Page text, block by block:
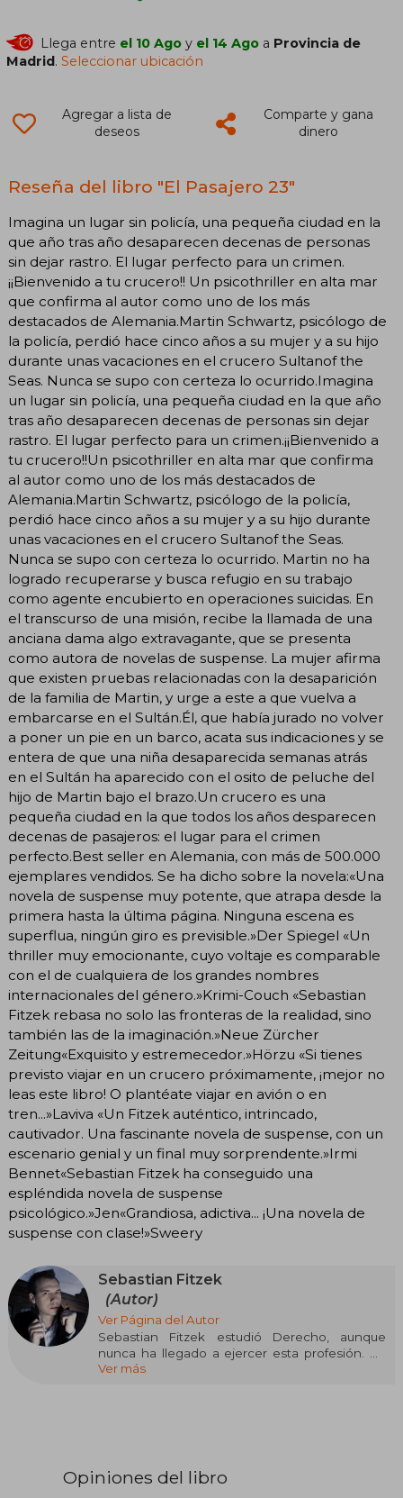
Llega entre el 10 Ago y el 14 Ago a Provincia de
Madrid.Seleccionar ubicación
Agregar a lista de
deseos
Comparte y gana
dinero
Reseña del libro "El Pasajero 23"
Imagina un lugar sin policía, una pequeña ciudad en la
que año tras año desaparecen decenas de personas
sin dejar rastro. El lugar perfecto para un crimen.
¡¡Bienvenido a tu crucero!! Un psicothriller en alta mar
que confirma al autor como uno de los más
destacados de Alemania.Martin Schwartz, psicólogo de
la policía, perdió hace cinco años a su mujer y a su hijo
durante unas vacaciones en el crucero Sultanof the
Seas. Nunca se supo con certeza lo ocurrido.Imagina
un lugar sin policía, una pequeña ciudad en la que año
tras año desaparecen decenas de personas sin dejar
rastro. El lugar perfecto para un crimen.¡¡Bienvenido a
tu crucero!!Un psicothriller en alta mar que confirma
al autor como uno de los más destacados de
Alemania.Martin Schwartz, psicólogo de la policía,
perdió hace cinco años a su mujer y a su hijo durante
unas vacaciones en el crucero Sultanof the Seas.
Nunca se supo con certeza lo ocurrido. Martin no ha
logrado recuperarse y busca refugio en su trabajo
como agente encubierto en operaciones suicidas. En
el transcurso de una misión, recibe la llamada de una
anciana dama algo extravagante, que se presenta
como autora de novelas de suspense. La mujer afirma
que existen pruebas relacionadas con la desaparición
de la familia de Martin, y urge a este a que vuelva a
embarcarse en el Sultán.Él, que había jurado no volver
a poner un pie en un barco, acata sus indicaciones y se
entera de que una niña desaparecida semanas atrás
en el Sultán ha aparecido con el osito de peluche del
hijo de Martin bajo el brazo.Un crucero es una
pequeña ciudad en la que todos los años desparecen
decenas de pasajeros: el lugar para el crimen
perfecto.Best seller en Alemania, con más de 500.000
ejemplares vendidos. Se ha dicho sobre la novela:«Una
novela de suspense muy potente, que atrapa desde la
primera hasta la última página. Ninguna escena es
superflua, ningún giro es previsible.»Der Spiegel «Un
thriller muy emocionante, cuyo voltaje es comparable
con el de cualquiera de los grandes nombres
internacionales del género.»Krimi-Couch «Sebastian
Fitzek rebasa no solo las fronteras de la realidad, sino
también las de la imaginación.»Neue Zürcher
Zeitung«Exquisito y estremecedor.»Hörzu «Si tienes
previsto viajar en un crucero próximamente, ¡mejor no
leas este libro! O plantéate viajar en avión o en
tren...»Laviva «Un Fitzek auténtico, intrincado,
cautivador. Una fascinante novela de suspense, con un
escenario genial y un final muy sorprendente.»Irmi
Bennet«Sebastian Fitzek ha conseguido una
espléndida novela de suspense
psicológico.»Jen«Grandiosa, adictiva... ¡Una novela de
suspense con clase!»Sweery
Sebastian Fitzek
(Autor)
Ver Página del Autor
Sebastian Fitzek estudió Derecho, aunque
nunca ha llegado a ejercer esta profesión. Ha
trabajado en diferentes proyectos mediáticos,
sus libros han llegado a ser superventas en su
Ver más
Opiniones del libro